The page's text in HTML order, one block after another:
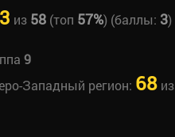
из 58(топ 57%) (баллы: 3)
9
Западный регион: 68из